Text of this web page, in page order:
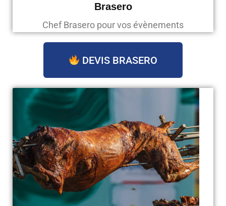
Brasero
Chef Brasero pour vos évènements
DEVIS BRASERO